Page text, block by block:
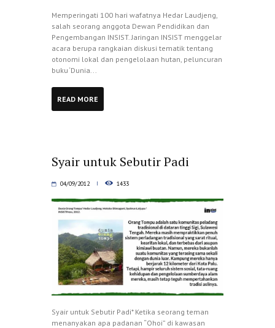
Memperingati 100 hari wafatnya Hedar Laudjeng,
salah seorang anggota Dewan Pendidikan dan
Pengembangan INSIST. Jaringan INSIST menggelar
acara berupa rangkaian diskusi tematik tentang
otonomi lokal dan pengelolaan hutan, peluncuran
buku ‘Dunia...
READ MORE
Syair untuk Sebutir Padi
04/09/2012 1433
Syair untuk Sebutir Padi* Ketika seorang teman
menanyakan apa padanan “Ohoi” di kawasan